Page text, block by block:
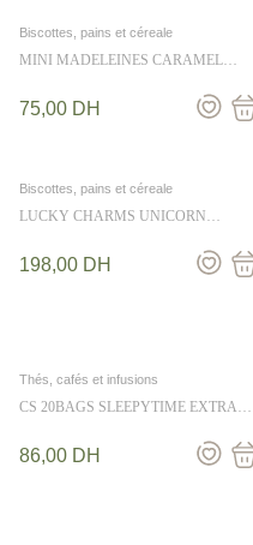
Biscottes, pains et céreale
MINI MADELEINES CARAMEL
75,00 DH
Biscottes, pains et céreale
LUCKY CHARMS UNICORN
198,00 DH
Thés, cafés et infusions
CS 20BAGS SLEEPYTIME EXTRA
86,00 DH